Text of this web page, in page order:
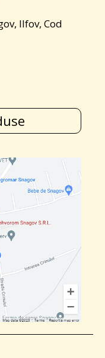
Ilfov, Cod